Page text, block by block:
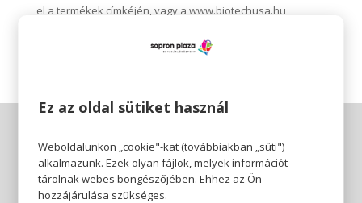
el a termékek címkéjén, vagy a www.biotechusa.hu
Ez az oldal sütiket használ
Weboldalunkon „cookie"-kat (továbbiakban „süti")
alkalmazunk. Ezek olyan fájlok, melyek információt
tárolnak webes böngészőjében. Ehhez az Ön
hozzájárulása szükséges.